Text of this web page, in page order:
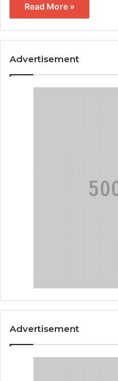
Read More »
Advertisement
Advertisement